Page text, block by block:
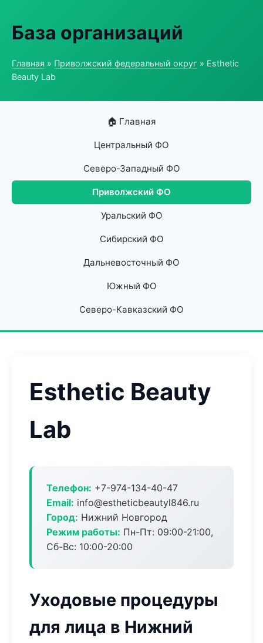
База организаций
Главная » Приволжский федеральный округ » Esthetic
Beauty Lab
🏠 Главная
Центральный ФО
Северо-Западный ФО
Приволжский ФО
Уральский ФО
Сибирский ФО
Дальневосточный ФО
Южный ФО
Северо-Кавказский ФО
Esthetic Beauty
Lab
Телефон: +7-974-134-40-47
Email: info@estheticbeautyl846.ru
Город: Нижний Новгород
Режим работы: Пн-Пт: 09:00-21:00,
Сб-Вс: 10:00-20:00
Уходовые процедуры
для лица в Нижний